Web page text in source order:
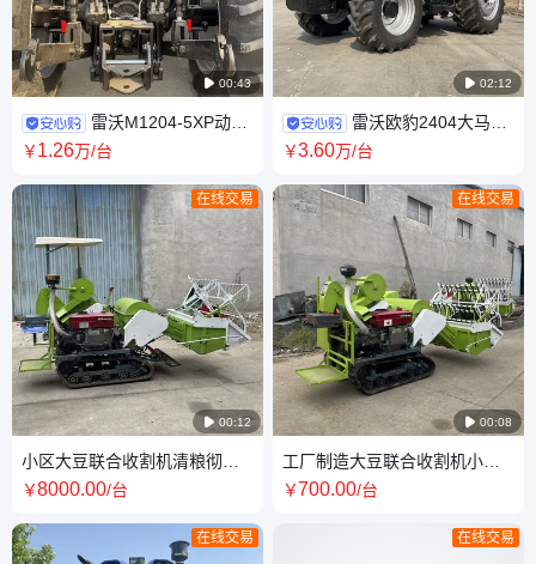
 00:43
雷沃M1204-5XP动力
换向四轮拖拉机前进后退无需
￥1.26万/台
 00:12
在线交易
小区大豆联合收割机清粮彻底
干净农用稻麦收获机
￥8000.00/台
在线交易
 02:12
雷沃欧豹2404大马力
拖拉机动力换向电控提升四驱
￥3.60万/台
 00:08
在线交易
工厂制造大豆联合收割机小型
套种地用操作灵活
￥700.00/台
在线交易